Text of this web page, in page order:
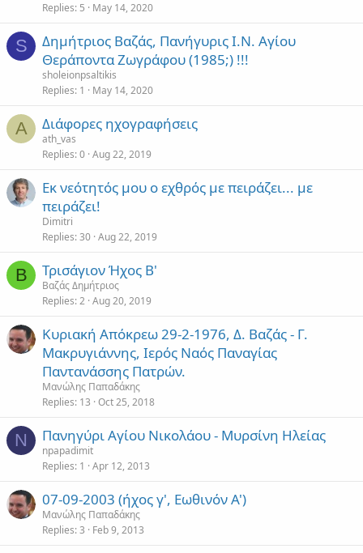
Replies 5 May 14, 2020
S
Δημήτριος Βαζάς, Πανήγυρις Ι.Ν. Αγίου
Θεράποντα Ζωγράφου (1985;) !!!
sholeionpsaltikis
Replies 1 May 14, 2020
A Διάφορες ηχογραφήσεις
ath_vas
Replies 0 Aug 22, 2019
Εκ νεότητός μου ο εχθρός με πειράζει... με
πειράζει!
Dimitri
Replies 30 Aug 22, 2019
Β Τρισάγιον Ήχος Β'
Βαζάς Δημήτριος
Replies 2 Aug 20, 2019
Κυριακή Απόκρεω 29-2-1976, Δ. Βαζάς - Γ.
Μακρυγιάννης, Ιερός Ναός Παναγίας
Παντανάσσης Πατρών.
Μανώλης Παπαδάκης
Replies 13 Oct 25, 2018
N Πανηγύρι Αγίου Νικολάου - Μυρσίνη Ηλείας
npapadimit
Replies 1 Apr 12, 2013
07-09-2003 (ήχος γ', Εωθινόν Α')
Μανώλης Παπαδάκης
Replies 3 Feb 9, 2013